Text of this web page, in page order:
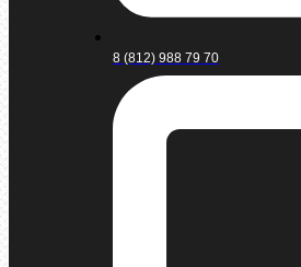
8 (812) 988 79 70